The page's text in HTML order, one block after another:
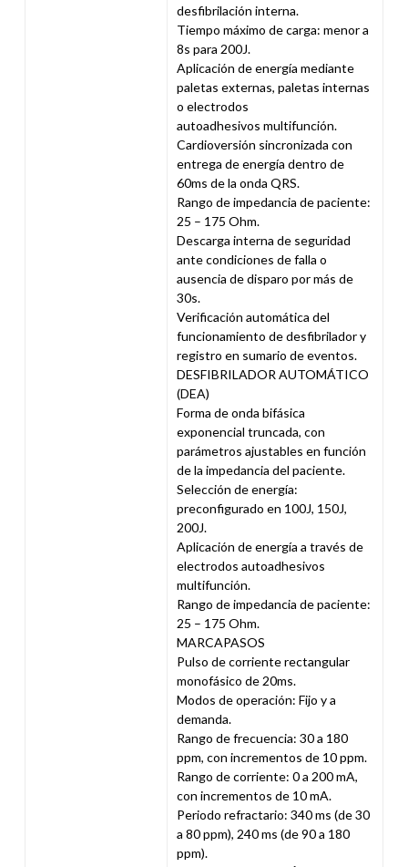
desfibrilación interna.
Tiempo máximo de carga: menor a
8s para 200J.
Aplicación de energía mediante
paletas externas, paletas internas
o electrodos
autoadhesivos multifunción.
Cardioversión sincronizada con
entrega de energía dentro de
60ms de la onda QRS.
Rango de impedancia de paciente:
25 – 175 Ohm.
Descarga interna de seguridad
ante condiciones de falla o
ausencia de disparo por más de
30s.
Verificación automática del
funcionamiento de desfibrilador y
registro en sumario de eventos.
DESFIBRILADOR AUTOMÁTICO
(DEA)
Forma de onda bifásica
exponencial truncada, con
parámetros ajustables en función
de la impedancia del paciente.
Selección de energía:
preconfigurado en 100J, 150J,
200J.
Aplicación de energía a través de
electrodos autoadhesivos
multifunción.
Rango de impedancia de paciente:
25 – 175 Ohm.
MARCAPASOS
Pulso de corriente rectangular
monofásico de 20ms.
Modos de operación: Fijo y a
demanda.
Rango de frecuencia: 30 a 180
ppm, con incrementos de 10 ppm.
Rango de corriente: 0 a 200 mA,
con incrementos de 10 mA.
Periodo refractario: 340 ms (de 30
a 80 ppm), 240 ms (de 90 a 180
ppm).